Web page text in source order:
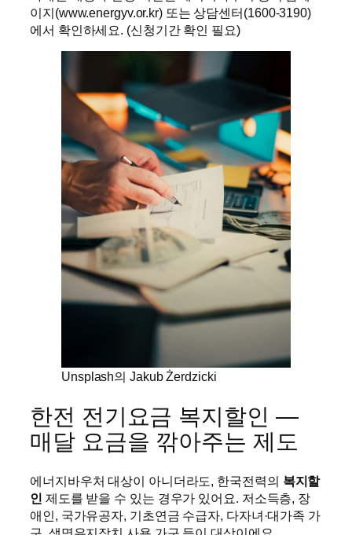
이지(www.energyv.or.kr) 또는 상담센터(1600-3190)
에서 확인하세요. (신청기간 확인 필요)
Unsplash의 Jakub Żerdzicki
한전 전기요금 복지할인 —
매달 요금을 깎아주는 제도
에너지바우처 대상이 아니더라도, 한국전력의 복지할
인 제도를 받을 수 있는 경우가 있어요. 저소득층, 장
애인, 국가유공자, 기초연금 수급자, 다자녀·대가족 가